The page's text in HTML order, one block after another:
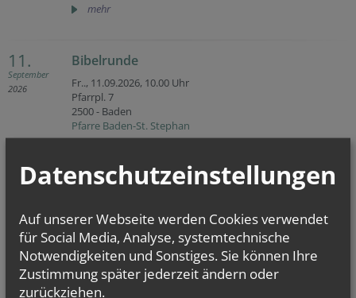
mehr
11.
September
2026
Bibelrunde
Fr.., 11.09.2026, 10.00 Uhr
Pfarrpl. 7
2500 - Baden
Pfarre Baden-St. Stephan
mehr
2026
Ministrantenstunde (Pfarrheim St. Stephan)
So.., 13.09.2026,17.15 Uhr
Pfarrpl. 7
2500 - Baden
Pfarre Baden-St. Stephan
mehr
Datenschutzeinstellungen
Auf unserer Webseite werden Cookies verwendet
für Social Media, Analyse, systemtechnische
Notwendigkeiten und Sonstiges. Sie können Ihre
Zustimmung später jederzeit ändern oder
zurückziehen.